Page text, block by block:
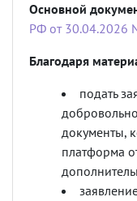
Основной
РФ от 30.04.2026
Благодаря
подать
документы,
платформа